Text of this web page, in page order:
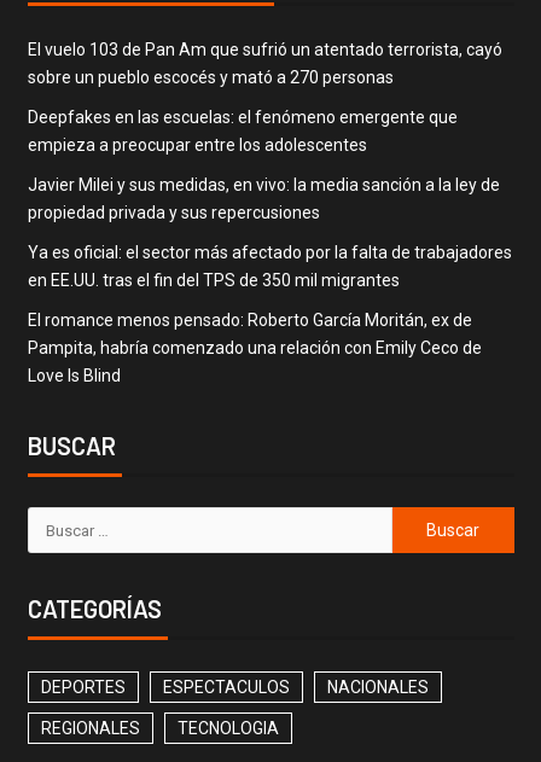
El vuelo 103 de Pan Am que sufrió un atentado terrorista, cayó
sobre un pueblo escocés y mató a 270 personas
Deepfakes en las escuelas: el fenómeno emergente que
empieza a preocupar entre los adolescentes
Javier Milei y sus medidas, en vivo: la media sanción a la ley de
propiedad privada y sus repercusiones
Ya es oficial: el sector más afectado por la falta de trabajadores
en EE.UU. tras el fin del TPS de 350 mil migrantes
El romance menos pensado: Roberto García Moritán, ex de
Pampita, habría comenzado una relación con Emily Ceco de
Love Is Blind
BUSCAR
CATEGORÍAS
DEPORTES ESPECTACULOS NACIONALES
REGIONALES TECNOLOGIA